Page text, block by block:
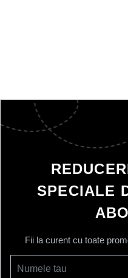
SPECIALE
Fii la curent cu toate
Numele tau